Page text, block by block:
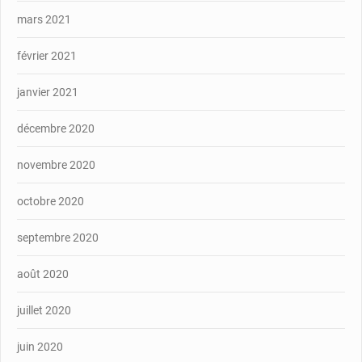
mars 2021
février 2021
janvier 2021
décembre 2020
novembre 2020
octobre 2020
septembre 2020
août 2020
juillet 2020
juin 2020